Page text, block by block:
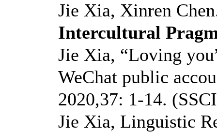
Jie Xia, Xinren
Intercultural
Jie Xia, “Loving
WeChat public
2020,37: 1-14.
Jie Xia, Linguistic